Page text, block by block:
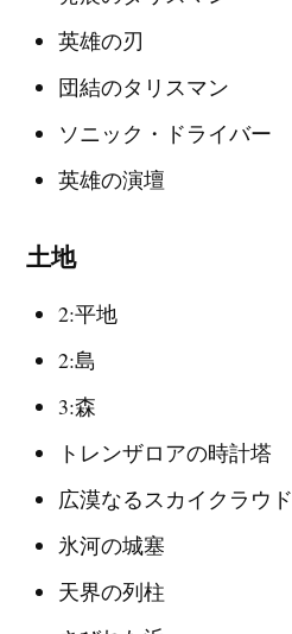
英雄の刃
団結のタリスマン
ソニック・ドライバー
英雄の演壇
土地
2:平地
2:島
3:森
トレンザロアの時計塔
広漠なるスカイクラウド
氷河の城塞
天界の列柱